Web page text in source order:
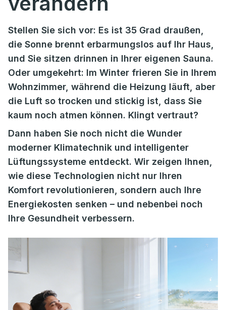
Stellen Sie sich vor: Es ist 35 Grad draußen,
die Sonne brennt erbarmungslos auf Ihr Haus,
und Sie sitzen drinnen in Ihrer eigenen Sauna.
Oder umgekehrt: Im Winter frieren Sie in Ihrem
Wohnzimmer, während die Heizung läuft, aber
die Luft so trocken und stickig ist, dass Sie
kaum noch atmen können. Klingt vertraut?
Dann haben Sie noch nicht die Wunder
moderner Klimatechnik und intelligenter
Lüftungssysteme entdeckt. Wir zeigen Ihnen,
wie diese Technologien nicht nur Ihren
Komfort revolutionieren, sondern auch Ihre
Energiekosten senken – und nebenbei noch
Ihre Gesundheit verbessern.